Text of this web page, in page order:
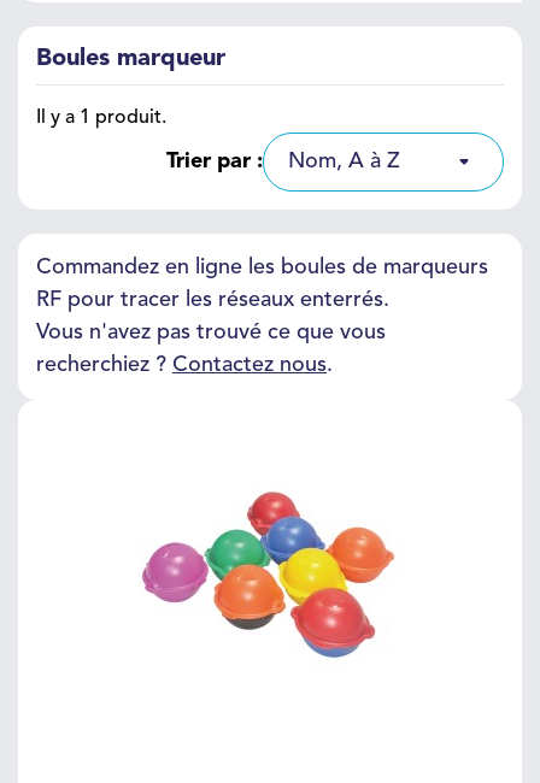
Boules marqueur
Il y a 1 produit.
Trier par : Nom, A à Z
Commandez en ligne les boules de marqueurs
RF pour tracer les réseaux enterrés.
Vous n'avez pas trouvé ce que vous
recherchiez ? Contactez nous.